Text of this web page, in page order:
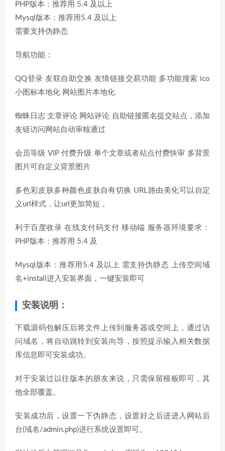
PHP版本：推荐用 5.4 及以上
Mysql版本：推荐用5.4 及以上
需要支持伪静态
导航功能：
QQ登录 友联自助交换 友情链接交易功能 多功能搜索 ico
小图标本地化 网站图片本地化
蜘蛛日志 文章评论 网站评论 自助链接匿名提交站点，添加
友链访问网站自动审核通过
会员等级 VIP 付费升级 单个文章或者站点付费快审 多背景
图片可自定义背景图片
多色彩皮肤多种颜色皮肤自有切换 URL路由美化可以自定
义url样式，让url更加简短，
利于百度收录 在线支付码支付 移动端 服务器环境要求：
PHP版本：推荐用 5.4 及
Mysql版本：推荐用5.4 及以上 需支持伪静态 上传空间域
名+install进入安装界面，一键安装即可
安装说明：
下载源码包解压后将文件上传到服务器或空间上，通过访
问域名，将自动跳转到安装向导，按照提示输入相关数据
库信息即可安装成功。
对于安装过以往版本的朋友来说，只需保留模板即可，其
他全部覆盖。
安装成功后，设置一下伪静态，设置好之后进进入网站后
台(域名/admin.php)进行系统设置即可。